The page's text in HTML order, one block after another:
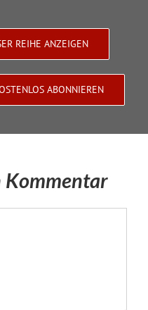
REIHE ANZEIGEN
ABONNIEREN
Kommentar